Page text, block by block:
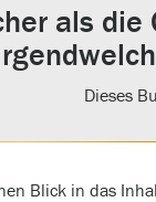
als die
Dieses
Blick in das